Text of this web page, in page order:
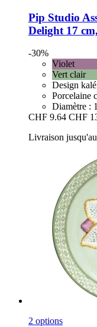
Pip Studio
Delight 17
-30%
Violet
Vert clair
Design
Porcelaine
Diamètre :
CHF 9.64 CHF
Livraison
2 options